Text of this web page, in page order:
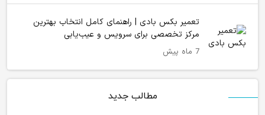
تعمیر بکس بادی | راهنمای کامل انتخاب بهترین
مرکز تخصصی برای سرویس و عیب‌یابی
7 ماه پیش
مطالب جدید